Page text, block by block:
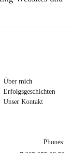
Über mich
Erfolgsgeschichten
Unser Kontakt
Phones: